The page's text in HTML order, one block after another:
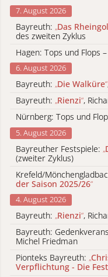
7. August 2026
Bayreuth: „Das
des zweiten Zyklus
Hagen: Tops und Flops –
6. August 2026
Bayreuth: „Die Walküre“
Bayreuth: „Rienzi“,
Nürnberg: Tops und
5. August 2026
Bayreuther Festspiele: „
(zweiter Zyklus)
Krefeld/
der Saison 2025/26“
4. August 2026
Bayreuth: „Rienzi“,
Bayreuth:
Michel Friedman
Pionteks Bayreuth: „
Verpflichtung - Die